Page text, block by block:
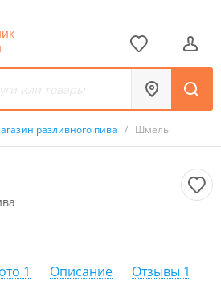
разливного пива / Шмель
1 Описание Отзывы 1